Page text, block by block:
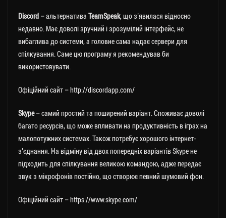
Discord – альтернатива TeamSpeak, що з’явилася відносно
недавно. Має доволі зручний і зрозумілий інтерфейс, не
вибаглива до системи, а головне сама надає сервери для
спілкування. Саме цю програму я рекомендував би
використовувати.
Офіційний сайт – http://discordapp.com/
Skype– самий простий та поширений варіант. Споживає доволі
багато ресурсів, що може впливати на продуктивність в іграх на
малопотужних системах. Також потребує хорошого інтернет-
з’єднання. На відміну від двох попередніх варіантів Skype не
підходить для спілкування великою командою, адже передає
звук з мікрофонів постійно, що створює певний шумовий фон.
Офіційний сайт – https://www.skype.com/